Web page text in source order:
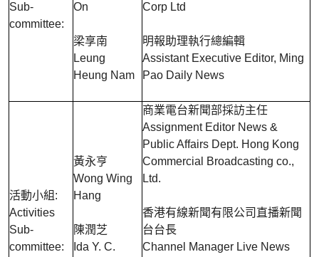
Sub-
committee:
On
梁享南
Leung
Heung Nam
Corp Ltd
明報助理執行總編輯
Assistant Executive Editor, Ming
Pao Daily News
活動小組:
Activities
Sub-
committee:
黃永亨
Wong Wing
Hang
陳潤芝
Ida Y. C.
商業電台新聞部採訪主任
Assignment Editor News &
Public Affairs Dept. Hong Kong
Commercial Broadcasting co.,
Ltd.
香港有線新聞有限公司直播新聞
台台長
Channel Manager Live News